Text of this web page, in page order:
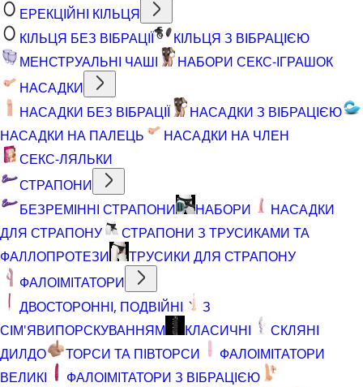
ЕРЕКЦІЙНІ КІЛЬЦЯ
КІЛЬЦЯ БЕЗ ВІБРАЦІЇ
КІЛЬЦЯ З ВІБРАЦІЄЮ
МЕНСТРУАЛЬНІ ЧАШІ
НАБОРИ СЕКС-ІГРАШОК
НАСАДКИ
НАСАДКИ БЕЗ ВІБРАЦІЇ
НАСАДКИ З ВІБРАЦІЄЮ
НАСАДКИ НА ПАЛЕЦЬ
НАСАДКИ НА ЧЛЕН
СЕКС-ЛЯЛЬКИ
СТРАПОНИ
БЕЗРЕМІННІ СТРАПОНИ
НАБОРИ
НАСАДКИ
ДЛЯ СТРАПОНУ
СТРАПОНИ З ТРУСИКАМИ ТА
ФАЛЛОПРОТЕЗИ
ТРУСИКИ ДЛЯ СТРАПОНУ
ФАЛОІМІТАТОРИ
ДВОСТОРОННІ, ПОДВІЙНІ
З
СІМ'ЯВИПОРСКУВАННЯМ
КЛАСИЧНІ
СКЛЯНІ
ДИЛДО
ТОРСИ ТА ПІВТОРСИ
ФАЛОІМІТАТОРИ
ВЕЛИКІ
ФАЛОІМІТАТОРИ З ВІБРАЦІЄЮ